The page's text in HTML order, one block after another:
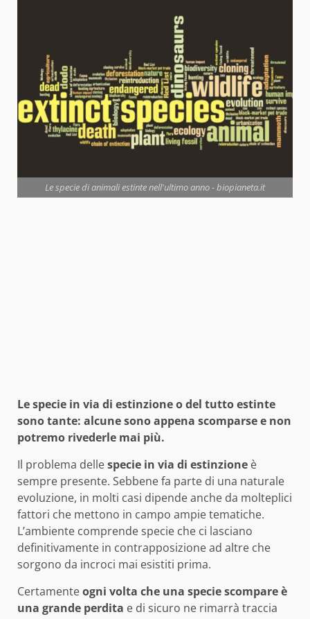
Le specie di animali estinte nell'ultimo anno - biopianeta.it
Le specie in via di estinzione o del tutto estinte
sono tante: alcune sono appena scomparse e non
potremo rivederle mai più.
Il problema dellespecie in via di estinzione è
sempre presente. Sebbene fa parte di una naturale
evoluzione, in molti casi dipende anche da molteplici
fattori che mettono in campo ampie tematiche.
L’ambiente comprende specie che ci lasciano
definitivamente in contrapposizione ad altre che
sorgono da incroci mai esistiti prima.
Certamenteogni volta che una specie scompare è
una grande perdita e di sicuro ne rimarrà traccia